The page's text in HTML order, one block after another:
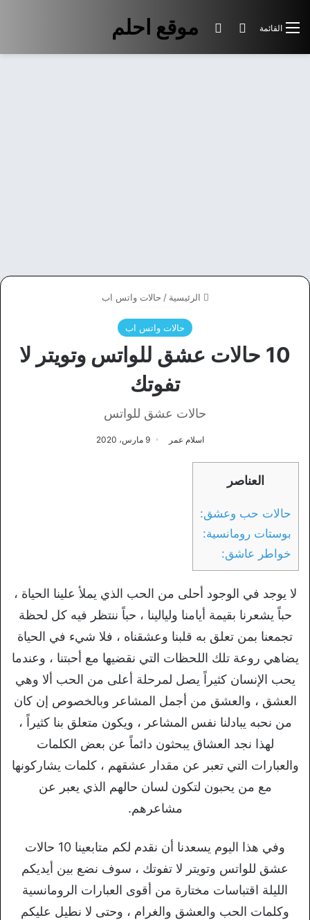
موقع احلم القائمة بحث عنالوضع المظلم
الرئيسية / حالات واتس اب
حالات واتس اب
10 حالات عشق للواتس وتويتر لا
تفوتك
حالات عشق للواتس
اسلام عمر 9 مارس، 2020
العناصر
حالات حب وعشق:
بوستات رومانسية:
خواطر عاشق:
لا يوجد في الوجود أحلى من الحب الذي يملأ علينا الحياة ،
حباً يشعرنا بقيمة أيامنا وليالينا ، حباً ننتظر فيه كل لحظة
تجمعنا بمن تعلق به قلبنا وعشقناه ، فلا شيء في الحياة
يضاهي روعة تلك اللحظات التي نقضيها مع أحبتنا ، وعندما
يحب الإنسان كثيراً يصل لمرحلة أعلى من الحب ألا وهي
العشق ، والعشق من أجمل المشاعر وبالخصوص إن كان
من نحبه يبادلنا نفس المشاعر ، ويكون متعلق بنا كثيراً ،
لهذا نجد العشاق يبحثون دائماً عن بعض الكلمات
والعبارات التي تعبر عن مقدار عشقهم ، كلمات يشاركونها
مع من يحبون لتكون لسان حالهم الذي يعبر عن
مشاعرهم.
وفي هذا اليوم يسعدنا أن نقدم لكم متابعينا 10 حالات
عشق للواتس وتويتر لا تفوتك ، سوف نضع بين أيديكم
الليلة اقتباسات مختارة من أقوى العبارات الرومانسية
وكلمات الحب والعشق والغرام ، وحتى لا نطيل عليكم